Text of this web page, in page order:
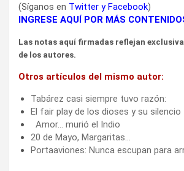
(Síganos en Twitter yFacebook)
INGRESE AQUÍ POR MÁS
Las notas aquí firmadas reflejan
de los autores.
Otros artículos del mismo autor:
Tabárez casi siempre tuvo razón:
El fair play de los dioses y su silencio
Amor… murió el Indio
20 de Mayo, Margaritas…
Portaaviones: Nunca escupan para